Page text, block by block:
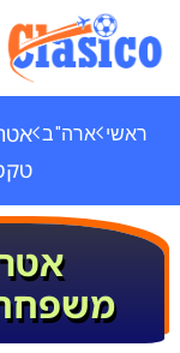
ראשי ארה"ב